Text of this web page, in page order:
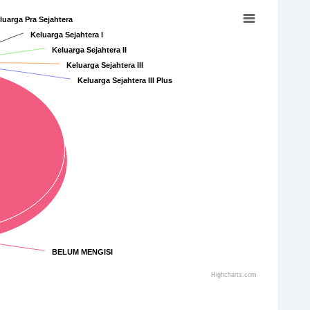
Pra Sejahtera
Pra Sejahtera
Keluarga Sejahtera I
Keluarga Sejahtera I
Keluarga Sejahtera II
Keluarga Sejahtera II
Keluarga Sejahtera III
Keluarga Sejahtera III
Keluarga Sejahtera III Plus
Keluarga Sejahtera III Plus
BELUM MENGISI
BELUM MENGISI
Highcharts.com